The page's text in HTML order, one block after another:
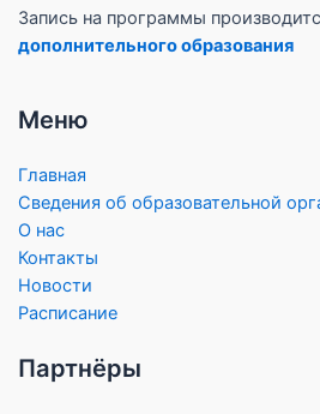
Запись на программы
дополнительного образования
Меню
Главная
Сведения об образовательной
О нас
Контакты
Новости
Расписание
Партнёры